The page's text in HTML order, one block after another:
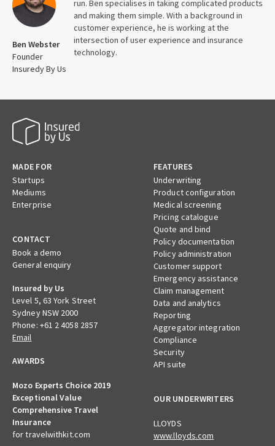
Ben Webster
Founder
Insuredy By Us
run. Ben specialises in taking complicated products
and making them simple. With a background in
customer experience, he is working at the
intersection of user experience and insurance
technology.
MADE FOR
Startups
Mediums
Enterprise
FEATURES
Underwriting
Product configuration
Medical screening
Pricing catalogue
Quote and bind
Policy documentation
Policy administration
Customer support
Emergency assistance
Claim management
Data and analytics
Reporting
Aggregator integration
Compliance
Security
API suite
CONTACT
Book a demo
General enquiry
Insured by Us
Level 5, 63 York Street
Sydney NSW 2000
Phone: +61 2 4058 2857
Email
AWARDS
Mozo Experts Choice 2019
Exceptional Value
Comprehensive Travel
Insurance
for travelwithkit.com
OUR UNDERWRITERS
LLOYDS
www.lloyds.com